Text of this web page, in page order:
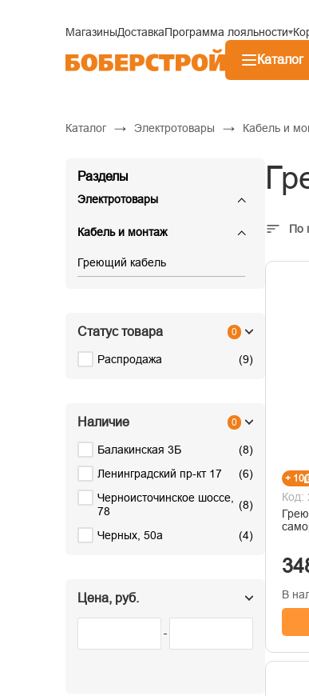
МагазиныДоставкаПрограмма лояльности
Каталог
Каталог → Электротовары → Кабель и
Разделы
Электротовары
Кабель и монтаж
Греющий кабель
Статус товара 0
Распродажа (9)
Наличие 0
Балакинская 3Б (8)
Ленинградский пр-кт 17
(6)
Черноисточинское шоссе,
78
(8)
Черных, 50а (4)
Цена, руб.
По
+ 10
Код:
В